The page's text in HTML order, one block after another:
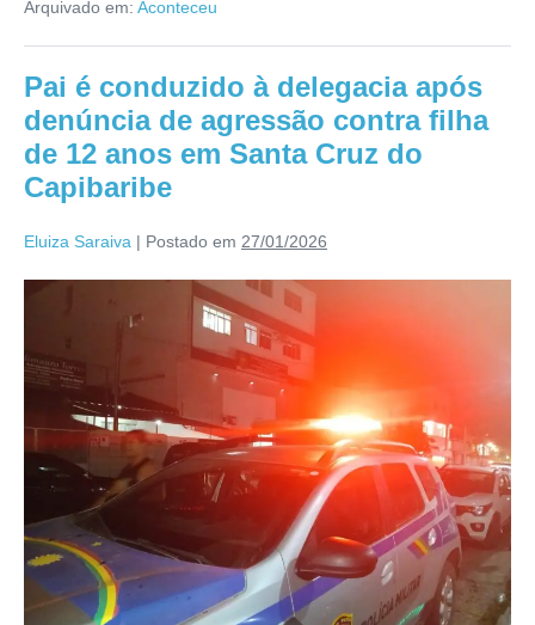
Arquivado em: Aconteceu
Pai é conduzido à delegacia após
denúncia de agressão contra filha
de 12 anos em Santa Cruz do
Capibaribe
Eluiza Saraiva | Postado em 27/01/2026